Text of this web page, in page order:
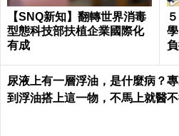
【SNQ新知】翻轉世界消毒
型態科技部扶植企業國際化
有成
尿液上有一層浮油，是什麼病？
到浮油搭上這一物，不馬上就醫不